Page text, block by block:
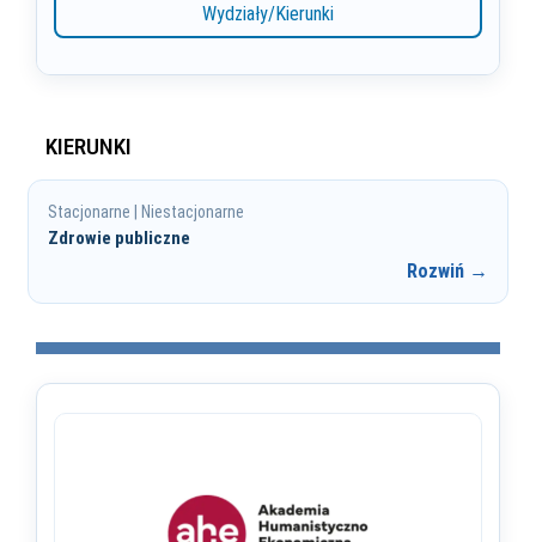
Wydziały/Kierunki
KIERUNKI
Stacjonarne | Niestacjonarne
Zdrowie publiczne
Rozwiń →